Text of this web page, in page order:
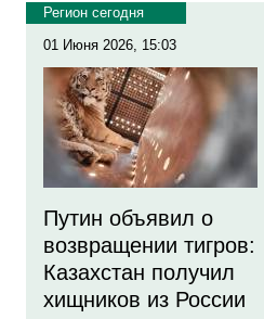
Регион сегодня
01 Июня 2026, 15:03
Путин объявил о
возвращении тигров:
Казахстан получил
хищников из России